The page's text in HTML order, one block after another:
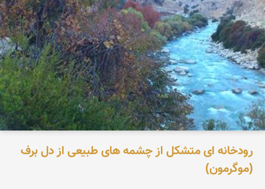
رودخانه ای متشکل از چشمه های طبیعی از دل برف
(موگرمون)